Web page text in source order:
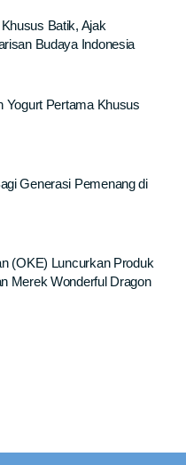
Batik, Ajak
Budaya Indonesia
Yogurt Pertama Khusus
Generasi Pemenang di
(OKE) Luncurkan Produk
Merek Wonderful Dragon